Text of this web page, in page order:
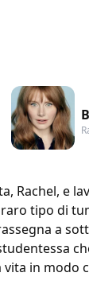
Rachel, e
tipo di
a
in modo